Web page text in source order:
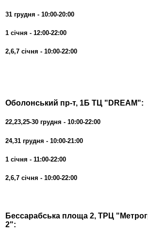
31 грудня - 10:00-20:00
1 січня - 12:00-22:00
2,6,7 січня - 10:00-22:00
Оболонський пр-т, 1Б ТЦ "DREAM":
22,23,25-30 грудня - 10:00-22:00
24,31 грудня - 10:00-21:00
1 січня - 11:00-22:00
2,6,7 січня - 10:00-22:00
Бессарабська площа 2, ТРЦ
2":